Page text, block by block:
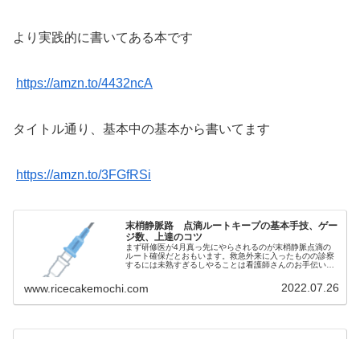
より実践的に書いてある本です
https://amzn.to/4432ncA
タイトル通り、基本中の基本から書いてます
https://amzn.to/3FGfRSi
末梢静脈路 点滴ルートキープの基本手技、ゲー
ジ数、上達のコツ
まず研修医が4月真っ先にやらされるのが末梢静脈点滴の
ルート確保だとおもいます。救急外来に入ったものの診察
するには未熟すぎるしやることは看護師さんのお手伝いか
www.ricecakemochi.com 2022.07.26